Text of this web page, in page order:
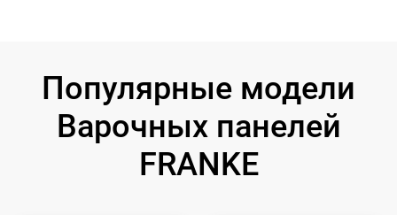
Популярные модели
Варочных панелей
FRANKE